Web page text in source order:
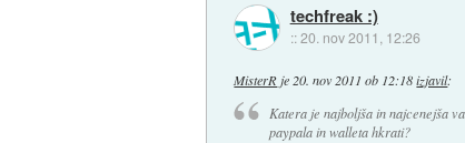
techfreak :)
::20. nov 2011, 12:26
MisterR je 20. nov 2011 ob 12:18 izjavil:
Katera je najboljša in najcenejša
paypala in walleta hkrati?